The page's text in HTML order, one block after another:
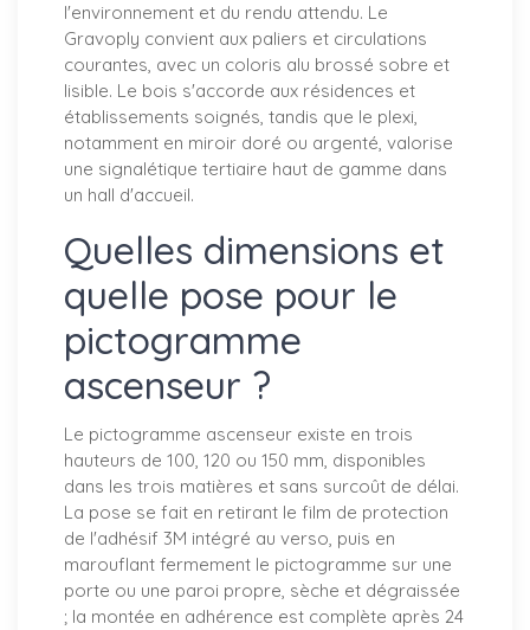
l'environnement et du rendu attendu. Le
Gravoply convient aux paliers et circulations
courantes, avec un coloris alu brossé sobre et
lisible. Le bois s'accorde aux résidences et
établissements soignés, tandis que le plexi,
notamment en miroir doré ou argenté, valorise
une signalétique tertiaire haut de gamme dans
un hall d'accueil.
Quelles dimensions et
quelle pose pour le
pictogramme
ascenseur ?
Le pictogramme ascenseur existe en trois
hauteurs de 100, 120 ou 150 mm, disponibles
dans les trois matières et sans surcoût de délai.
La pose se fait en retirant le film de protection
de l'adhésif 3M intégré au verso, puis en
marouflant fermement le pictogramme sur une
porte ou une paroi propre, sèche et dégraissée
; la montée en adhérence est complète après 24